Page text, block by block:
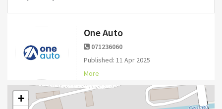
One Auto
071236060
Published: 11 Apr 2025
More
+